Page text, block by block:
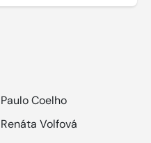
Paulo Coelho
Renáta Volfová